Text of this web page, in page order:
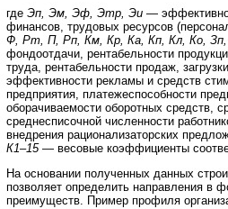
где Эп, Эм, Эф, Этр, Эи —
финансов, трудовых ресурсов
Ф, Рт, П, Рп, Км, Кр, Ка, Кп, Кл, Ко,
фондоотдачи, рентабельности
труда, рентабельности продаж,
эффективности рекламы и средств
предприятия, платежеспособности
оборачиваемости оборотных средств,
среднесписочной численности
внедрения рационализаторских
К1–15— весовые коэффициенты
На основании полученных данных
позволяет определить направления в
преимуществ. Пример профиля